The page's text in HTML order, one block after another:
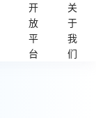
开
放
平
台
关
于
我
们